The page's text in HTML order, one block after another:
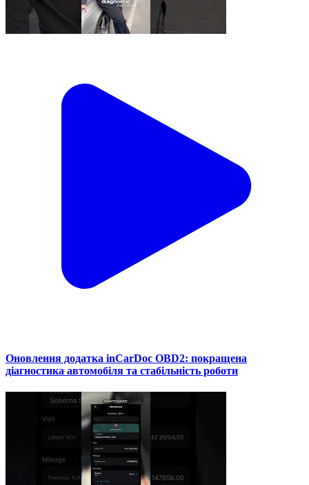
Оновлення додатка inCarDoc OBD2: покращена
діагностика автомобіля та стабільність роботи